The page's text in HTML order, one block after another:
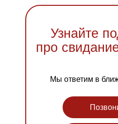
Узнайте
про
Мы ответим в